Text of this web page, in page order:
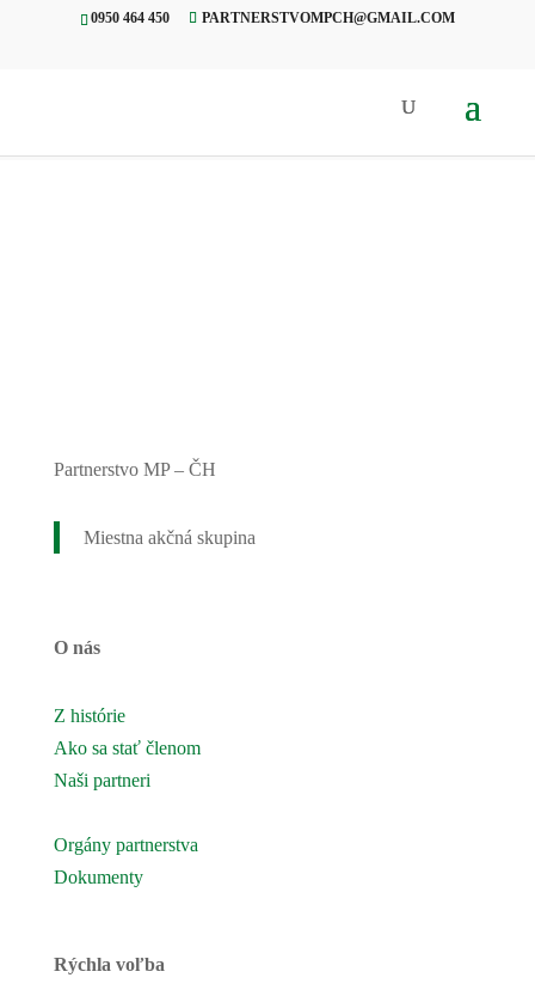
0950 464 450 PARTNERSTVOMPCH@GMAIL.COM
Veselé putovanie
Partnerstvo MP – ČH
Miestna akčná skupina
O nás
Z histórie
Ako sa stať členom
Naši partneri
Orgány partnerstva
Dokumenty
Rýchla voľba